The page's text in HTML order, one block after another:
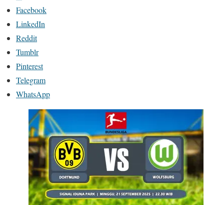
Facebook
LinkedIn
Reddit
Tumblr
Pinterest
Telegram
WhatsApp